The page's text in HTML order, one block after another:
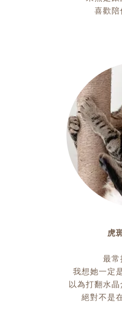
喜歡陪
虎
最常
我想她一定
以為打翻水
絕對不是